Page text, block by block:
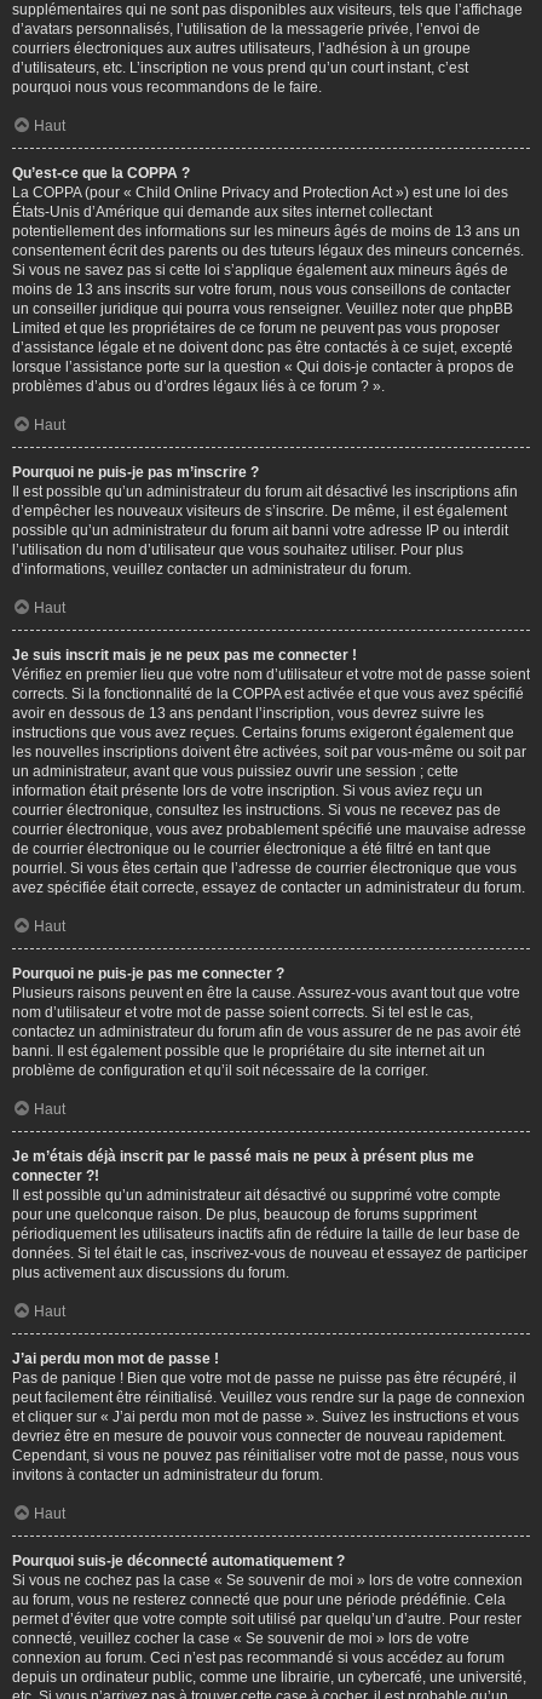
supplémentaires qui ne sont pas disponibles aux visiteurs, tels que l’affichage
d’avatars personnalisés, l’utilisation de la messagerie privée, l’envoi de
courriers électroniques aux autres utilisateurs, l’adhésion à un groupe
d’utilisateurs, etc. L’inscription ne vous prend qu’un court instant, c’est
pourquoi nous vous recommandons de le faire.
Haut
Qu’est-ce que la COPPA ?
La COPPA (pour « Child Online Privacy and Protection Act ») est une loi des
États-Unis d’Amérique qui demande aux sites internet collectant
potentiellement des informations sur les mineurs âgés de moins de 13 ans un
consentement écrit des parents ou des tuteurs légaux des mineurs concernés.
Si vous ne savez pas si cette loi s’applique également aux mineurs âgés de
moins de 13 ans inscrits sur votre forum, nous vous conseillons de contacter
un conseiller juridique qui pourra vous renseigner. Veuillez noter que phpBB
Limited et que les propriétaires de ce forum ne peuvent pas vous proposer
d’assistance légale et ne doivent donc pas être contactés à ce sujet, excepté
lorsque l’assistance porte sur la question « Qui dois-je contacter à propos de
problèmes d’abus ou d’ordres légaux liés à ce forum ? ».
Haut
Pourquoi ne puis-je pas m’inscrire ?
Il est possible qu’un administrateur du forum ait désactivé les inscriptions afin
d’empêcher les nouveaux visiteurs de s’inscrire. De même, il est également
possible qu’un administrateur du forum ait banni votre adresse IP ou interdit
l’utilisation du nom d’utilisateur que vous souhaitez utiliser. Pour plus
d’informations, veuillez contacter un administrateur du forum.
Haut
Je suis inscrit mais je ne peux pas me connecter !
Vérifiez en premier lieu que votre nom d’utilisateur et votre mot de passe soient
corrects. Si la fonctionnalité de la COPPA est activée et que vous avez spécifié
avoir en dessous de 13 ans pendant l’inscription, vous devrez suivre les
instructions que vous avez reçues. Certains forums exigeront également que
les nouvelles inscriptions doivent être activées, soit par vous-même ou soit par
un administrateur, avant que vous puissiez ouvrir une session ; cette
information était présente lors de votre inscription. Si vous aviez reçu un
courrier électronique, consultez les instructions. Si vous ne recevez pas de
courrier électronique, vous avez probablement spécifié une mauvaise adresse
de courrier électronique ou le courrier électronique a été filtré en tant que
pourriel. Si vous êtes certain que l’adresse de courrier électronique que vous
avez spécifiée était correcte, essayez de contacter un administrateur du forum.
Haut
Pourquoi ne puis-je pas me connecter ?
Plusieurs raisons peuvent en être la cause. Assurez-vous avant tout que votre
nom d’utilisateur et votre mot de passe soient corrects. Si tel est le cas,
contactez un administrateur du forum afin de vous assurer de ne pas avoir été
banni. Il est également possible que le propriétaire du site internet ait un
problème de configuration et qu’il soit nécessaire de la corriger.
Haut
Je m’étais déjà inscrit par le passé mais ne peux à présent plus me
connecter ?!
Il est possible qu’un administrateur ait désactivé ou supprimé votre compte
pour une quelconque raison. De plus, beaucoup de forums suppriment
périodiquement les utilisateurs inactifs afin de réduire la taille de leur base de
données. Si tel était le cas, inscrivez-vous de nouveau et essayez de participer
plus activement aux discussions du forum.
Haut
J’ai perdu mon mot de passe !
Pas de panique ! Bien que votre mot de passe ne puisse pas être récupéré, il
peut facilement être réinitialisé. Veuillez vous rendre sur la page de connexion
et cliquer sur « J’ai perdu mon mot de passe ». Suivez les instructions et vous
devriez être en mesure de pouvoir vous connecter de nouveau rapidement.
Cependant, si vous ne pouvez pas réinitialiser votre mot de passe, nous vous
invitons à contacter un administrateur du forum.
Haut
Pourquoi suis-je déconnecté automatiquement ?
Si vous ne cochez pas la case « Se souvenir de moi » lors de votre connexion
au forum, vous ne resterez connecté que pour une période prédéfinie. Cela
permet d’éviter que votre compte soit utilisé par quelqu’un d’autre. Pour rester
connecté, veuillez cocher la case « Se souvenir de moi » lors de votre
connexion au forum. Ceci n’est pas recommandé si vous accédez au forum
depuis un ordinateur public, comme une librairie, un cybercafé, une université,